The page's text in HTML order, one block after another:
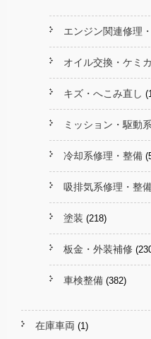
エンジン関連修理
オイル交換・ケミ
キズ・へこみ直し
ミッション・駆動
冷却系修理・整備
吸排気系修理・整
塗装 (218)
板金・外装補修
車検整備 (382)
在庫車両 (1)